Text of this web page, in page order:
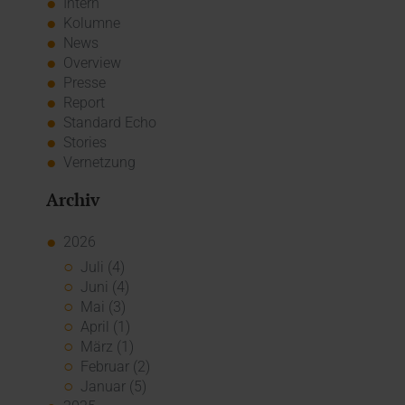
Kolumne
News
Overview
Presse
Report
Standard Echo
Stories
Vernetzung
Archiv
2026
Juli (4)
Juni (4)
Mai (3)
April (1)
März (1)
Februar (2)
Januar (5)